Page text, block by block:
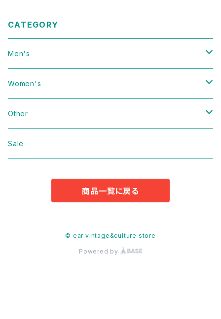
CATEGORY
Men's
Vintage
Domestic
Jacket
Women's
Vintage
Domestic
Other
bag
Accessories
Sale
商品一覧に戻る
© ear vintage&culture store
Powered by